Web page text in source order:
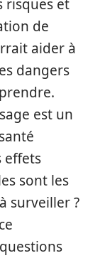
risques et
de
aider à
dangers
est un
effets
sont les
surveiller ?